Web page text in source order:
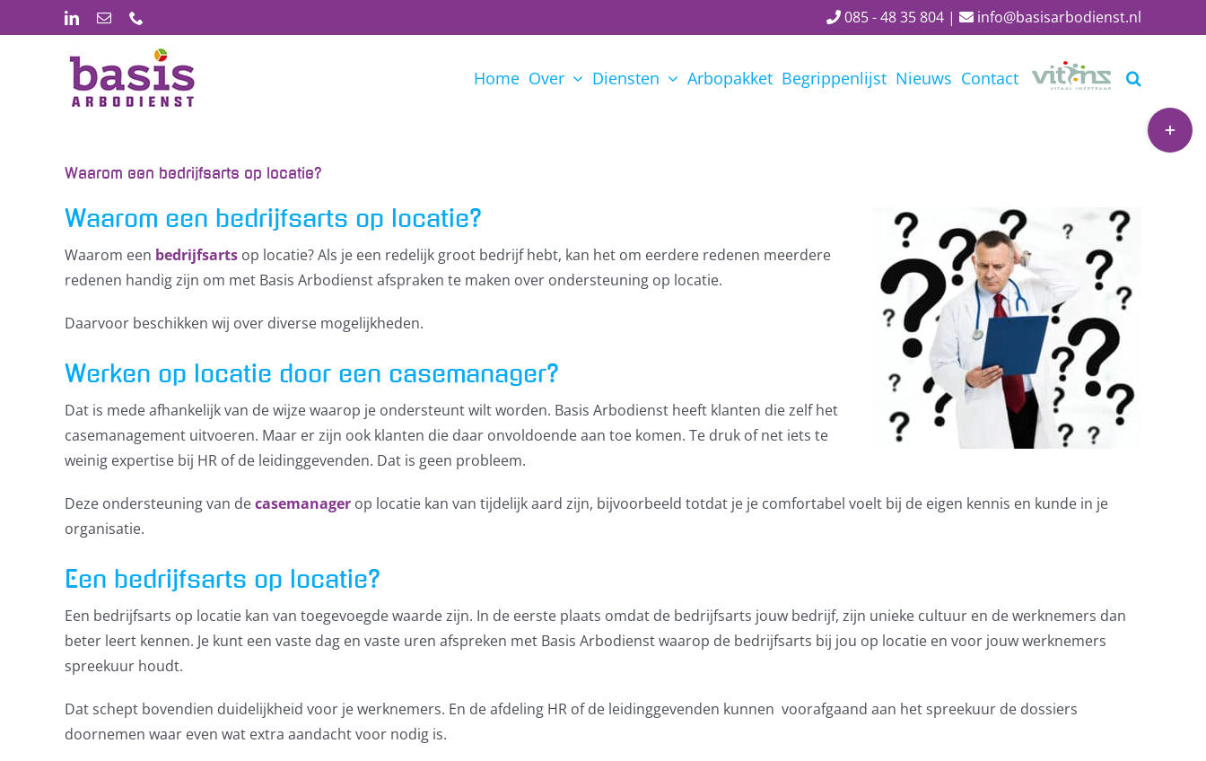
naar
LinkedIn
E-
085 - 48 35 804 | info@basisarbodienst.nl
Home Over Diensten Arbopakket Begrippenlijst Nieuws Contact
Waarom een bedrijfsarts op locatie?
Waarom een bedrijfsarts op locatie?
Waarom een bedrijfsarts op locatie? Als je een redelijk groot bedrijf hebt, kan het om eerdere redenen meerdere
redenen handig zijn om met Basis Arbodienst afspraken te maken over ondersteuning op locatie.
Daarvoor beschikken wij over diverse mogelijkheden.
Werken op locatie door een casemanager?
Dat is mede afhankelijk van de wijze waarop je ondersteunt wilt worden. Basis Arbodienst heeft klanten die zelf het
casemanagement uitvoeren. Maar er zijn ook klanten die daar onvoldoende aan toe komen. Te druk of net iets te
weinig expertise bij HR of de leidinggevenden. Dat is geen probleem.
Deze ondersteuning van decasemanager op locatie kan van tijdelijk aard zijn, bijvoorbeeld totdat je je comfortabel voelt bij de eigen kennis en kunde in je
organisatie.
Een bedrijfsarts op locatie?
Een bedrijfsarts op locatie kan van toegevoegde waarde zijn. In de eerste plaats omdat de bedrijfsarts jouw bedrijf, zijn unieke cultuur en de werknemers dan
beter leert kennen. Je kunt een vaste dag en vaste uren afspreken met Basis Arbodienst waarop de bedrijfsarts bij jou op locatie en voor jouw werknemers
spreekuur houdt.
Dat schept bovendien duidelijkheid voor je werknemers. En de afdeling HR of de leidinggevenden kunnen voorafgaand aan het spreekuur de dossiers
doornemen waar even wat extra aandacht voor nodig is.
Toggle
Sliding